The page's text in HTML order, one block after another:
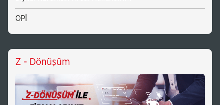
OPİ
Z - Dönüşüm